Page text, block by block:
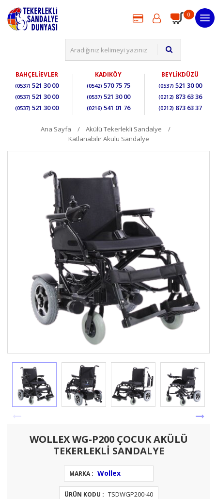
0
BAHÇELİEVLER
(0537) 521 30 00
(0537) 521 30 00
(0537) 521 30 00
KADIKÖY
(0542) 570 75 75
(0537) 521 30 00
(0216) 541 01 76
BEYLİKDÜZÜ
(0537) 521 30 00
(0212) 873 63 36
(0212) 873 63 37
Ana Sayfa
Akülü Tekerlekli Sandalye
Katlanabilir Akülü Sandalye
WOLLEX WG-P200 ÇOCUK AKÜLÜ
TEKERLEKLİ SANDALYE
MARKA : Wollex
ÜRÜN KODU : TSDWGP200-40